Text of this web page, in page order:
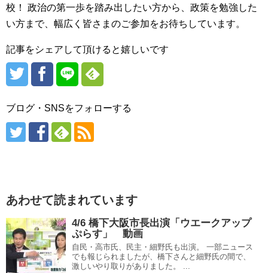
校！ 政治の第一歩を踏み出したい方から、政策を勉強した
い方まで、幅広く皆さまのご参加をお待ちしています。
記事をシェアして頂けると嬉しいです
ブログ・SNSをフォローする
あわせて読まれています
4/6 橋下大阪市長出演「ウエークアップ
ぷらす」 動画
自民・高市氏、民主・細野氏も出演。 一部ニュース
でも報じられましたが、橋下さんと細野氏の間で、
激しいやり取りがありました。 ...